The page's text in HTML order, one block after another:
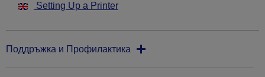
Setting Up a Printer
Поддръжка и Профилактика